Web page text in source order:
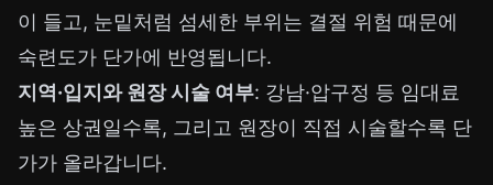
이 들고, 눈밑처럼 섬세한 부위는 결절 위험 때문에
숙련도가 단가에 반영됩니다.
지역·입지와 원장 시술 여부: 강남·압구정 등 임대료
높은 상권일수록, 그리고 원장이 직접 시술할수록 단
가가 올라갑니다.